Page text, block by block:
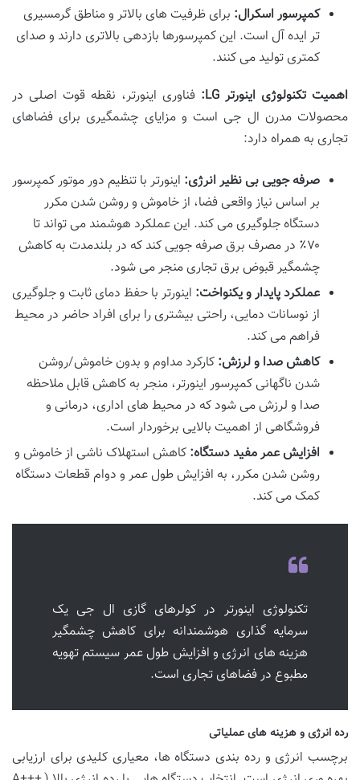
کمپرسور اسکرال: برای ظرفیت های بالاتر و مناطق گرمسیری
تر ایده آل است. این کمپرسورها بازدهی بالاتری دارند و صدای
کمتری تولید می کنند.
اهمیت تکنولوژی اینورتر LG:
فناوری اینورتر، نقطه قوت اصلی در
محصولات مدرن ال جی است و مزایای چشمگیری برای فضاهای
تجاری به همراه دارد:
صرفه جویی بی نظیر انرژی: اینورتر با تنظیم دور موتور کمپرسور
بر اساس نیاز واقعی فضا، از خاموش و روشن شدن مکرر
دستگاه جلوگیری می کند. این عملکرد هوشمند می تواند تا
۷۰٪ در مصرف برق صرفه جویی کند که در بلندمدت به کاهش
چشمگیر قبوض برق تجاری منجر می شود.
عملکرد پایدار و یکنواخت: اینورتر با حفظ دمای ثابت و جلوگیری
از نوسانات دمایی، راحتی بیشتری را برای افراد حاضر در محیط
فراهم می کند.
کاهش صدا و لرزش: کارکرد مداوم و بدون خاموش/روشن
شدن ناگهانی کمپرسور اینورتر، منجر به کاهش قابل ملاحظه
صدا و لرزش می شود که در محیط های اداری، درمانی و
فروشگاهی از اهمیت بالایی برخوردار است.
افزایش عمر مفید دستگاه: کاهش استهلاک ناشی از خاموش و
روشن شدن مکرر، به افزایش طول عمر و دوام قطعات دستگاه
کمک می کند.
تکنولوژی اینورتر در کولرهای گازی ال جی یک
سرمایه گذاری هوشمندانه برای کاهش چشمگیر
هزینه های انرژی و افزایش طول عمر سیستم تهویه
مطبوع در فضاهای تجاری است.
رده انرژی و هزینه های عملیاتی
برچسب انرژی و رده بندی دستگاه ها، معیاری کلیدی برای ارزیابی